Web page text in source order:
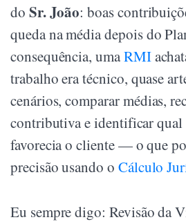
do Sr. João: boas
queda na média depois do
consequência, umaRMI
trabalho era técnico, quase
cenários, comparar médias,
contributiva e identificar qual
favorecia o cliente — o que
precisão usando o Cálculo
Eu sempre digo: Revisão da